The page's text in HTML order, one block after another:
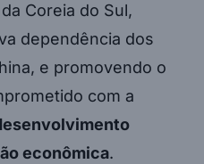
Coreia do Sul,
dependência dos
e promovendo o
com a
econômica.